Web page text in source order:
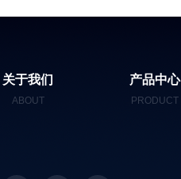
关于我们
ABOUT
产品中心
PRODUCT